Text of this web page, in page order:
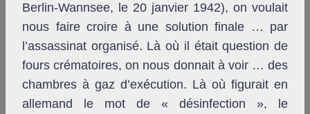
Berlin-Wannsee, le 20 janvier 1942), on voulait
nous faire croire à une solution finale … par
l’assassinat organisé. Là où il était question de
fours crématoires, on nous donnait à voir … des
chambres à gaz d’exécution. Là où figurait en
allemand le mot de « désinfection », le